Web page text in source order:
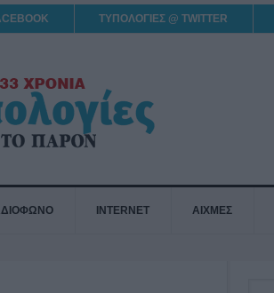
ΤΥΠΟΛΟΓΙΕΣ @ TWITTER
INTERNET ΑΙΧΜΕΣ